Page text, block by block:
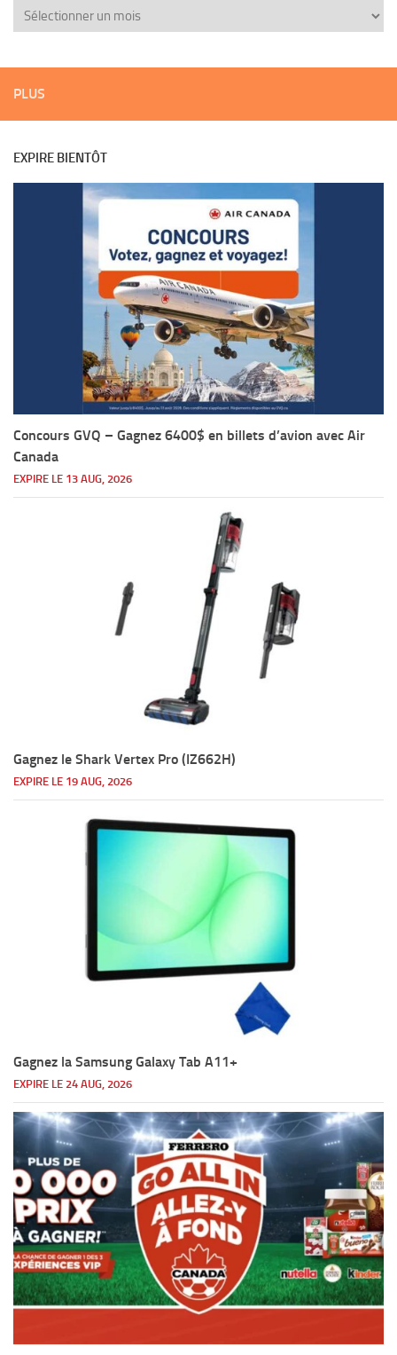
PLUS
EXPIRE BIENTÔT
Concours GVQ – Gagnez 6400$ en billets d’avion avec Air
Canada
EXPIRE LE 13 AUG, 2026
Gagnez le Shark Vertex Pro (IZ662H)
EXPIRE LE 19 AUG, 2026
Gagnez la Samsung Galaxy Tab A11+
EXPIRE LE 24 AUG, 2026